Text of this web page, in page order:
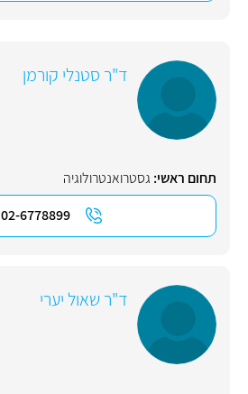
ד"ר סטנלי קורמן
תחום ראשי: גסטרואנטרולוגיה
02-6778899
ד"ר שאול יערי